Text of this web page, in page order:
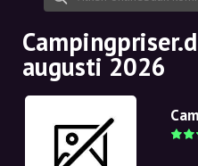
Samarbete
NO
NL
augusti 2026